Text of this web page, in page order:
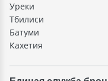
Уреки
Тбилиси
Батуми
Кахетия